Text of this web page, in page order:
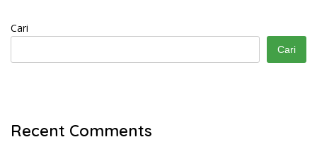
Cari
Cari
Recent Comments